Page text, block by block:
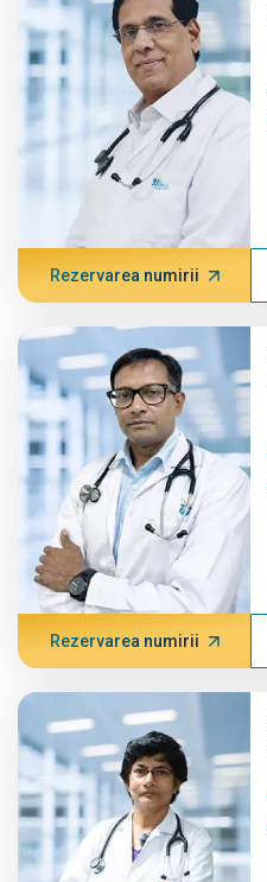
Rezervarea numirii
Rezervarea numirii